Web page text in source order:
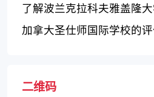
了解波兰克拉科夫雅盖隆
术声誉
加拿大圣仕师国际学校的评
二维码